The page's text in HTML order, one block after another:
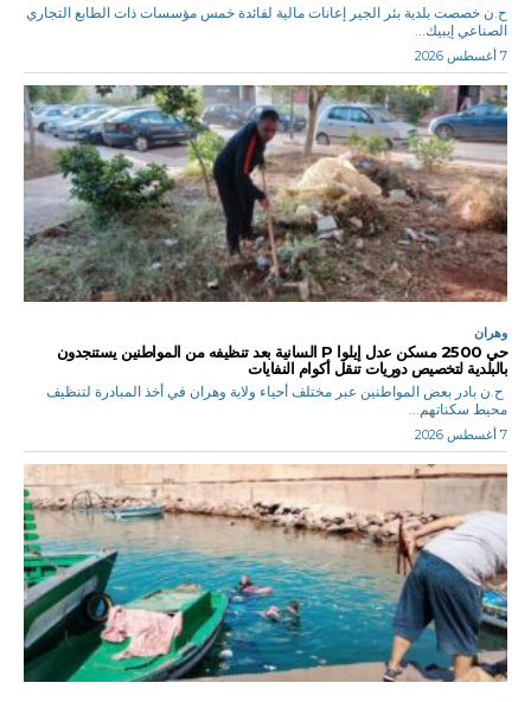
ح.ن خصصت بلدية بئر الجير إعانات مالية لفائدة خمس مؤسسات ذات الطابع التجاري
الصناعي إيبيك...
7 أغسطس 2026
وهران
حي 2500 مسكن عدل إيلوا P السانية بعد تنظيفه من المواطنين يستنجدون
بالبلدية لتخصيص دوريات تنقل أكوام النفايات
ح.ن بادر بعض المواطنين عبر مختلف أحياء ولاية وهران في أخذ المبادرة لتنظيف
محيط سكناتهم...
7 أغسطس 2026